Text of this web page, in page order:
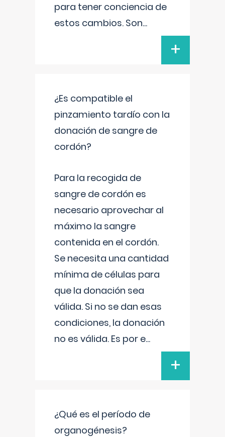
para tener conciencia de
estos cambios. Son...
+
¿Es compatible el
pinzamiento tardío con la
donación de sangre de
cordón?
Para la recogida de
sangre de cordón es
necesario aprovechar al
máximo la sangre
contenida en el cordón.
Se necesita una cantidad
mínima de células para
que la donación sea
válida. Si no se dan esas
condiciones, la donación
no es válida. Es por e...
+
¿Qué es el período de
organogénesis?